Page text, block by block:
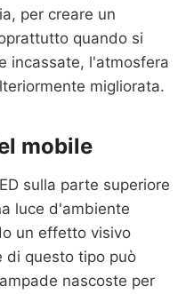
per creare un
quando si
incassate, l'atmosfera
migliorata.
mobile
sulla parte superiore
luce d'ambiente
un effetto visivo
di questo tipo può
nascoste per